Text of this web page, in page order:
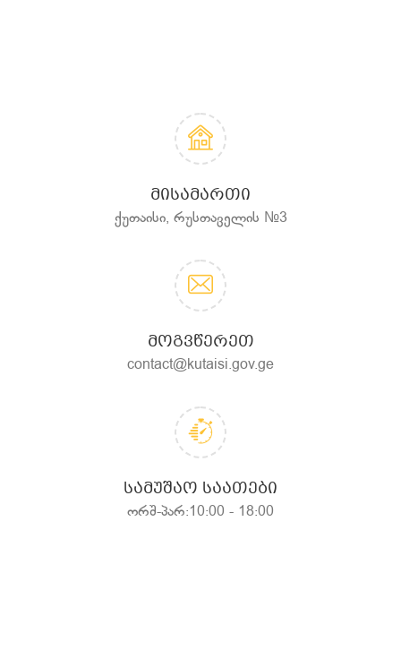
ᲛᲘᲡᲐᲛᲐᲠᲗᲘ
ქუთაისი, რუსთაველის №3
ᲛᲝᲒᲕᲬᲔᲠᲔᲗ
contact@kutaisi.gov.ge
ᲡᲐᲛᲣᲨᲐᲝ ᲡᲐᲐᲗᲔᲑᲘ
ორშ-პარ:10:00 - 18:00